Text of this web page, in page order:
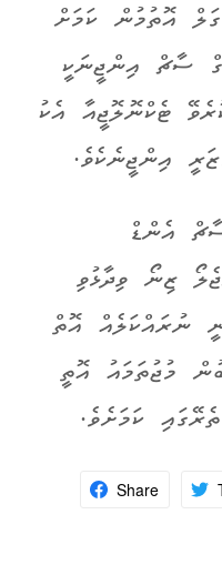
އޮތުމުން ކަމަށް
ސާޗް އިންޖީނަކީ
ޓެކްނޮލޮޖީއާ އެކު
އިންޖީނެކެވެ.
އެންޑް
ޒިނޯ ވިދާޅުވި
ނުރައްކަލެއް އޮތް
މުޖުތަމައު އޮތީ
ކަމަށެވެ.
Share